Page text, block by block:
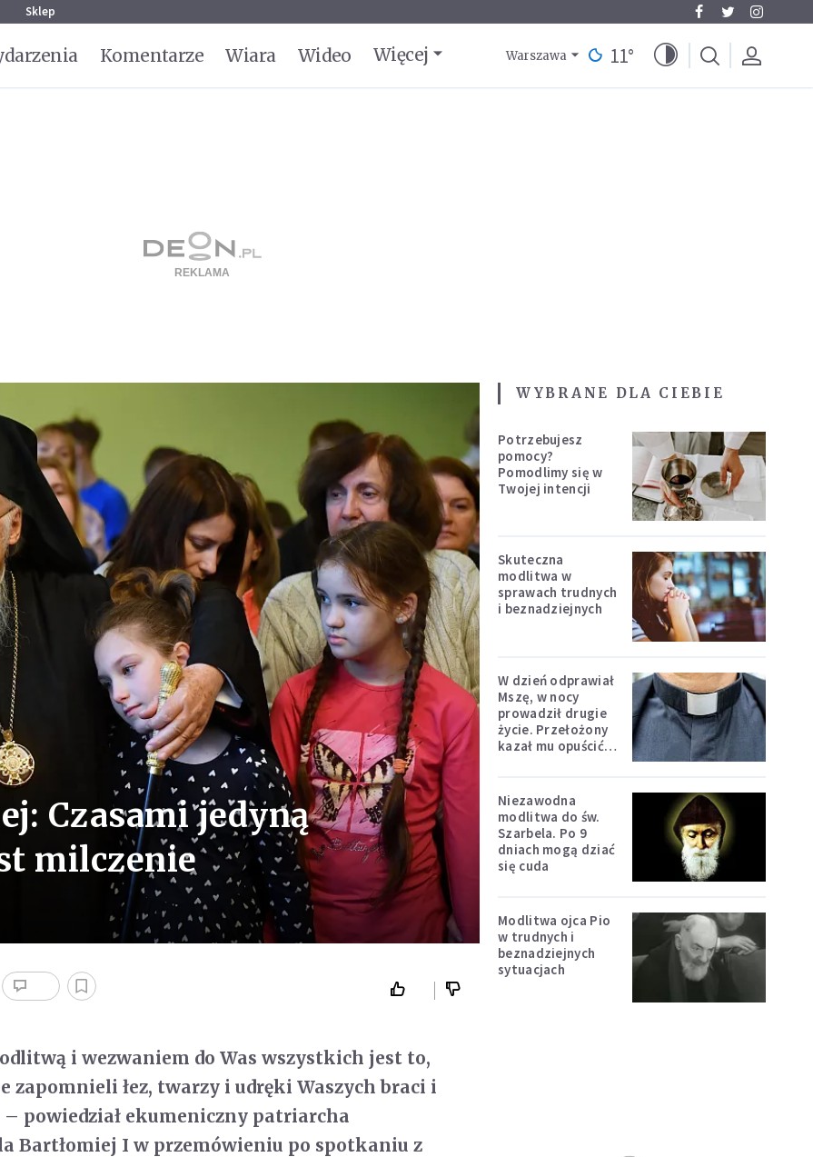
Sklep
Komentarze Wiara Wideo Więcej Warszawa 11°
Czasami jedyną
milczenie
i wezwaniem do Was wszystkich jest to,
zapomnieli łez, twarzy i udręki Waszych braci i
powiedział ekumeniczny patriarcha
Bartłomiej I w przemówieniu po spotkaniu z
WYBRANE DLA CIEBIE
Potrzebujesz
pomocy?
Pomodlimy się w
Twojej intencji
Skuteczna
modlitwa w
sprawach trudnych
i beznadziejnych
W dzień odprawiał
Mszę, w nocy
prowadził drugie
życie. Przełożony
kazał mu opuścić
Niezawodna
modlitwa do św.
Szarbela. Po 9
dniach mogą dziać
się cuda
Modlitwa ojca Pio
w trudnych i
beznadziejnych
sytuacjach